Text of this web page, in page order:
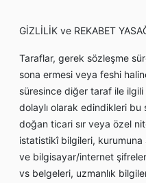
GİZLİLİK ve REKABET
Taraflar, gerek sözleşme
sona ermesi veya feshi
süresince diğer taraf ile
dolaylı olarak edindikleri
doğan ticari sır veya özel
istatistikî bilgileri,
ve bilgisayar/internet
vs belgeleri, uzmanlık